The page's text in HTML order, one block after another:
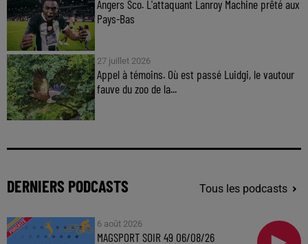
Angers Sco. L'attaquant Lanroy Machine prêté aux
Pays-Bas
27 juillet 2026
Appel à témoins. Où est passé Luidgi, le vautour
fauve du zoo de la...
DERNIERS PODCASTS Tous les podcasts
6 août 2026
MAGSPORT SOIR 49 06/08/26